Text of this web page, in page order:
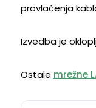
provlačenja
Izvedba je
Ostale mrežne